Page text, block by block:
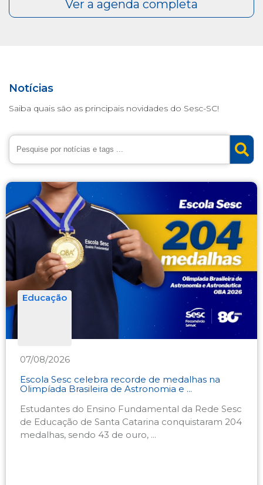
Notícias
Saiba quais são as principais novidades do Sesc-SC!
Educação
07/08/2026
Escola Sesc celebra recorde de medalhas na
Olimpíada Brasileira de Astronomia e ...
Estudantes do Ensino Fundamental da Rede Sesc
de Educação de Santa Catarina conquistaram 204
medalhas, sendo 43 de ouro, ...